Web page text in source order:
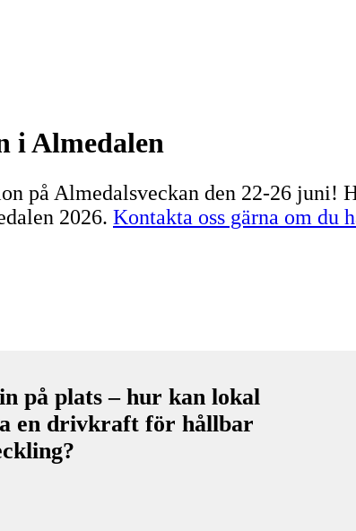
i Almedalen
på Almedalsveckan den 22-26 juni!
2026. Kontakta oss gärna om du
på plats – hur kan lokal
en drivkraft för hållbar